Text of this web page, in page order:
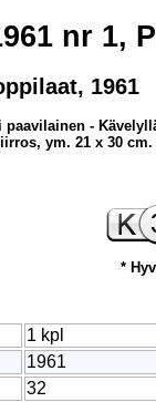
nr 1,
1961
-
ym. 21 x 30 cm.
*
1 kpl
1961
32